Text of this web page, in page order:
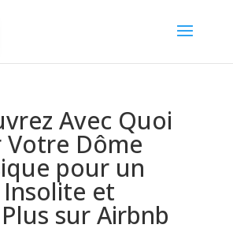
Avec Quoi
Votre Dôme
pour un
et
sur Airbnb